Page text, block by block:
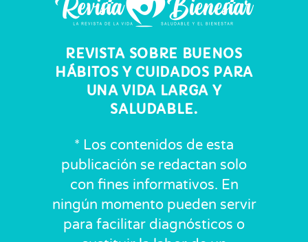
REVISTA SOBRE BUENOS
HÁBITOS Y CUIDADOS PARA
UNA VIDA LARGA Y
SALUDABLE.
* Los contenidos de esta
publicación se redactan solo
con fines informativos. En
ningún momento pueden servir
para facilitar diagnósticos o